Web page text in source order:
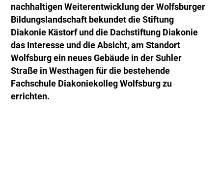
nachhaltigen Weiterentwicklung der Wolfsburger
Bildungslandschaft bekundet die Stiftung
Diakonie Kästorf und die Dachstiftung Diakonie
das Interesse und die Absicht, am Standort
Wolfsburg ein neues Gebäude in der Suhler
Straße in Westhagen für die bestehende
Fachschule Diakoniekolleg Wolfsburg zu
errichten.